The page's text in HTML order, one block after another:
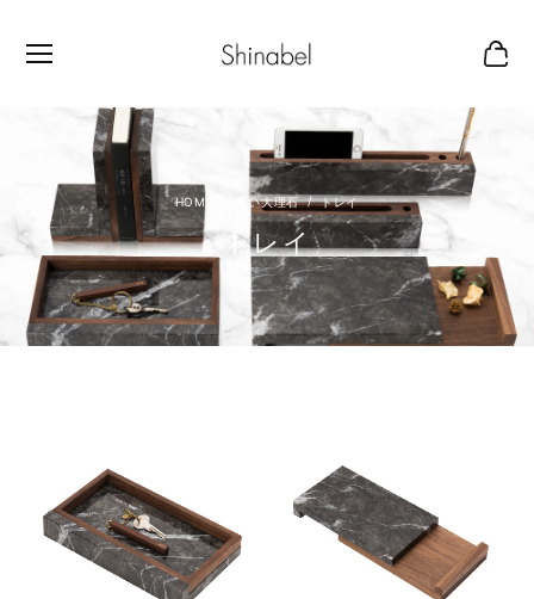
黒い大理石 トレイ
トレイ